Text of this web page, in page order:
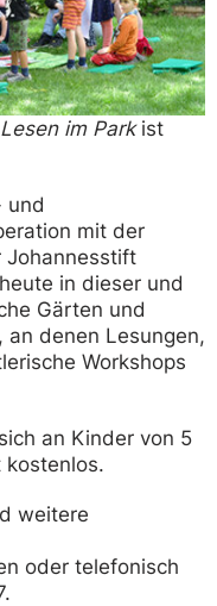
Lesen im Parkist
und
mit der
in dieser und
Gärten und
an denen Lesungen,
Workshops
an Kinder von 5
kostenlos.
weitere
oder telefonisch